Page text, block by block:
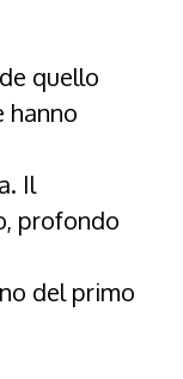
quello
hanno
Il
profondo
del primo